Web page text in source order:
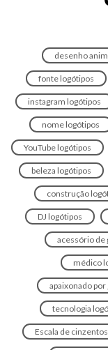
desenho
fonte logótipos
instagram logótipos
nome logótipos
YouTube logótipos
beleza logótipos
construção
DJ logótipos
acessório de
médico
apaixonado
tecnologia
Escala de